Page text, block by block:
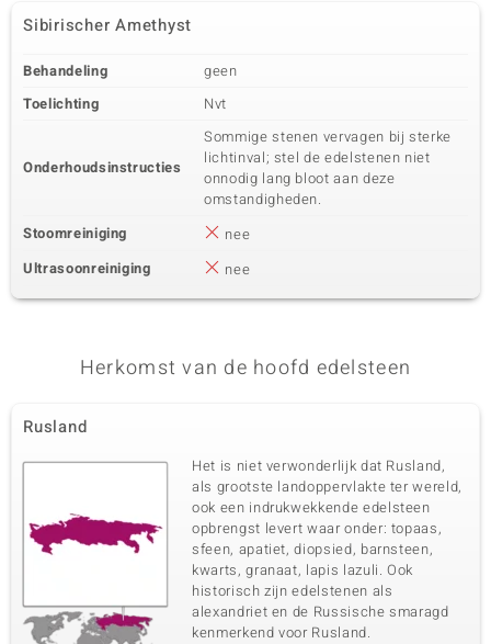
Sibirischer Amethyst
Behandeling
geen
Toelichting
Nvt
Onderhoudsinstructies
Sommige stenen vervagen bij sterke
lichtinval; stel de edelstenen niet
onnodig lang bloot aan deze
omstandigheden.
Stoomreiniging
nee
Ultrasoonreiniging
nee
Herkomst van de hoofd edelsteen
Rusland
Het is niet verwonderlijk dat Rusland,
als grootste landoppervlakte ter wereld,
ook een indrukwekkende edelsteen
opbrengst levert waar onder: topaas,
sfeen, apatiet, diopsied, barnsteen,
kwarts, granaat, lapis lazuli. Ook
historisch zijn edelstenen als
alexandriet en de Russische smaragd
kenmerkend voor Rusland.